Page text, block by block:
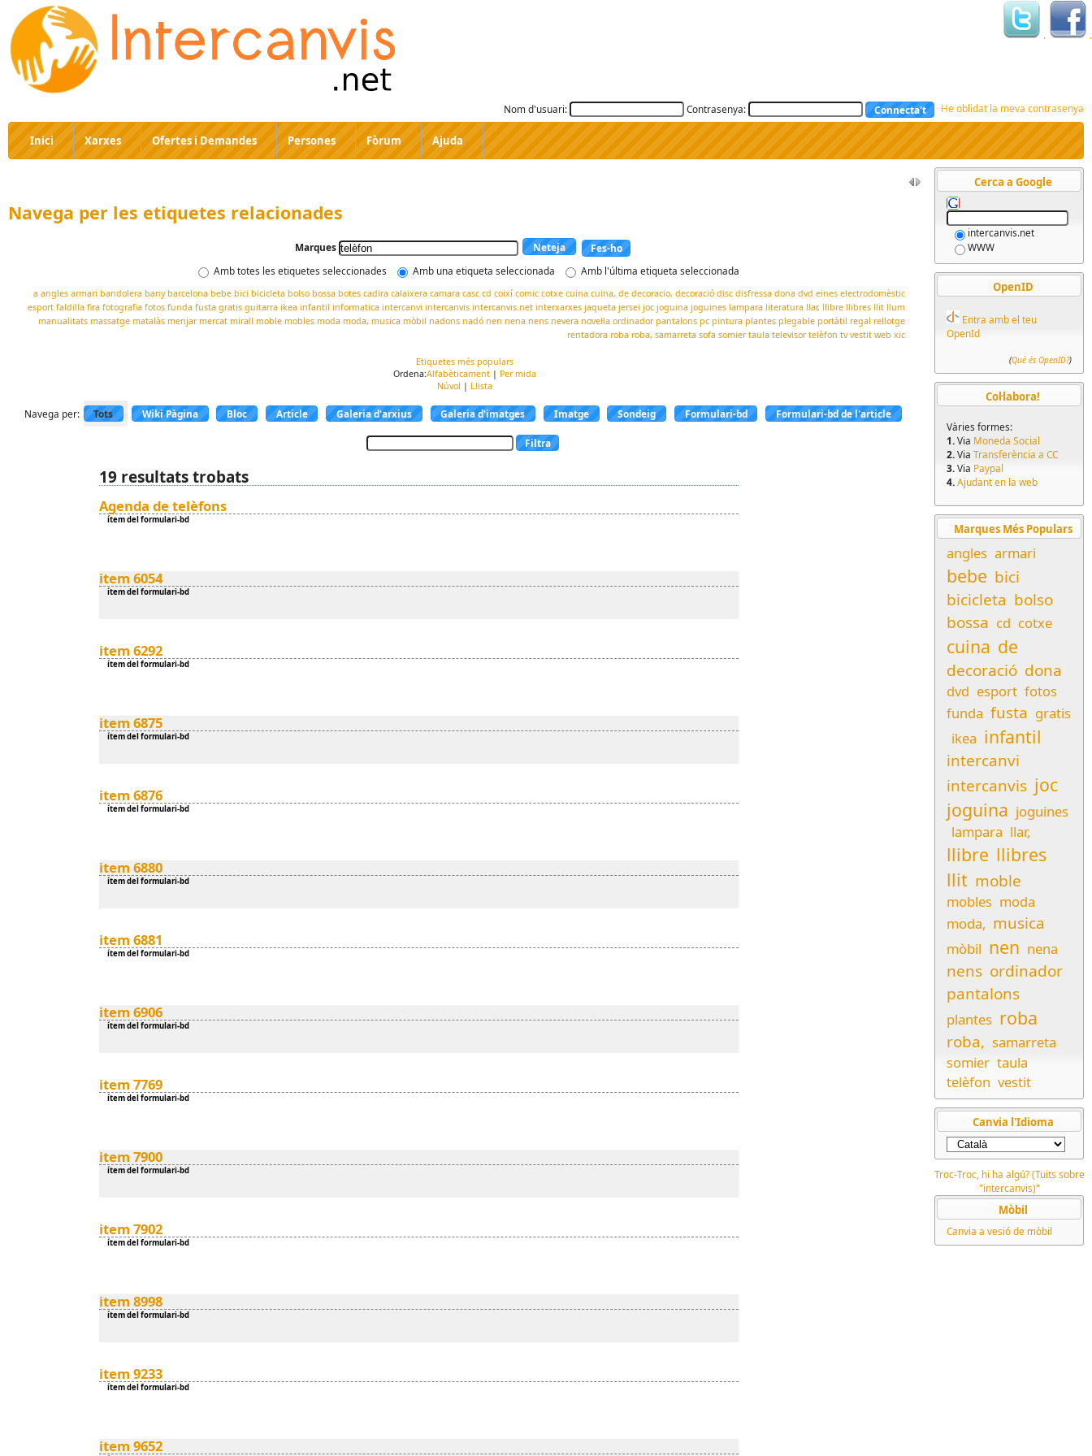
. .
Nom d'usuari: Contrasenya: He oblidat la meva contrasenya
Inici Xarxes Ofertes i Demandes Persones Fòrum Ajuda
Navega per les etiquetes relacionades
Marques
Neteja
Amb totes les etiquetes seleccionades
Amb una etiqueta seleccionada Amb l'última etiqueta seleccionada
a angles armari bandolera bany barcelona bebe bici bicicleta bolso bossa botes cadira calaixera camara casc cd coixí comic cotxe cuina cuina, de decoracio, decoració disc disfressa dona dvd eines electrodomèstic
esport faldilla fira fotografia fotos funda fusta gratis guitarra ikea infantil informatica intercanvi intercanvis intercanvis.net interxarxes jaqueta jersei joc joguina joguines lampara literatura llar, llibre llibres llit llum
manualitats massatge matalàs menjar mercat mirall moble mobles moda moda, musica mòbil nadons nadó nen nena nens nevera novel·la ordinador pantalons pc pintura plantes plegable portàtil regal rellotge
rentadora roba roba, samarreta sofa somier taula televisor telèfon tv vestit web xic
Etiquetes més populars
Ordena:Alfabèticament | Per mida
Núvol | Llista
Navega per: Tots Wiki Pàgina Bloc Article Galeria d'arxius Galeria d'imatges Imatge Sondeig Formulari-bd Formulari-bd de l'article
19 resultats trobats
Agenda de telèfons
ítem del formulari-bd
item 6054
ítem del formulari-bd
item 6292
ítem del formulari-bd
item 6875
ítem del formulari-bd
item 6876
ítem del formulari-bd
item 6880
ítem del formulari-bd
item 6881
ítem del formulari-bd
item 6906
ítem del formulari-bd
item 7769
ítem del formulari-bd
item 7900
ítem del formulari-bd
item 7902
ítem del formulari-bd
item 8998
ítem del formulari-bd
item 9233
ítem del formulari-bd
item 9652
Cerca a Google
intercanvis.net
WWW
OpenID
Entra amb el teu
OpenId
(Qué és OpenID?)
Col·labora!
Vàries formes:
1.Via Moneda Social
2.ViaTransferència a CC
3.Via Paypal
4.Ajudant en la web
Marques Més Populars
angles armari
bebe bici
bicicleta bolso
bossa cd cotxe
cuina de
decoració dona
dvd esport fotos
funda fusta gratis
ikea infantil
intercanvi
intercanvis joc
joguina joguines
lampara llar,
llibre llibres
llit moble
mobles moda
moda, musica
mòbil nen nena
nens ordinador
pantalons
plantes roba
roba, samarreta
somier taula
telèfon vestit
Canvia l'Idioma
Troc-Troc, hi ha algú? (Tuits sobre
"intercanvis)"
Mòbil
Canvia a vesió de mòbil